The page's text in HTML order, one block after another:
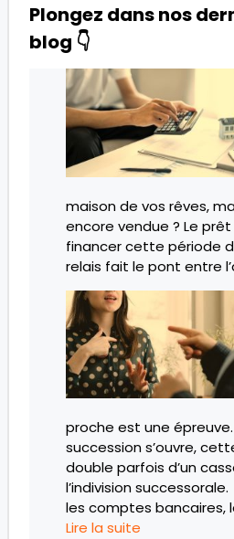
Plongez dans nos
blog 👇
maison de vos rêves,
encore vendue ? Le
financer cette période
relais fait le pont entre
proche est une
succession s’ouvre,
double parfois d’un
l’indivision
les comptes bancaires,
Lire la suite